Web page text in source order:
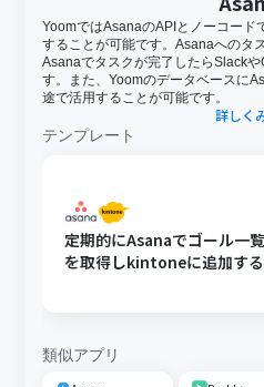
YoomではAsanaのAPIとノーコード
することが可能です。Asanaへのタ
Asanaでタスクが完了したらSlack
す。また、Yoomのデータベースに
途で活用することが可能です。
詳しく
テンプレート
定期的にAsanaでゴール一覧
を取得しkintoneに追加する
類似アプリ